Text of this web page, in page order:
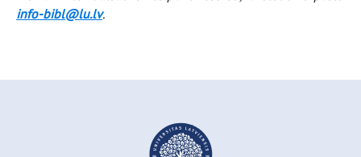
info-bibl@lu.lv.